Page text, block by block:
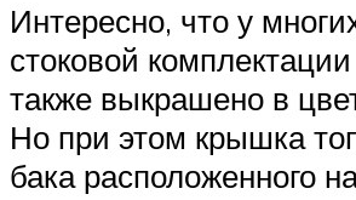
Интересно, что у
стоковой
также выкрашено в
Но при этом крышка
бака расположенного